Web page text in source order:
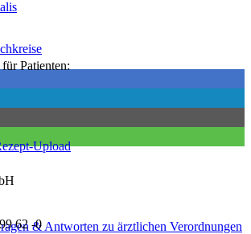
Patienten:
Upload
& Antworten zu ärztlichen Verordnungen
62 -0